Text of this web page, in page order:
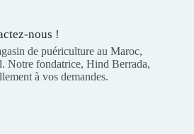
nous !
de puériculture au Maroc,
Notre fondatrice, Hind Berrada,
à vos demandes.